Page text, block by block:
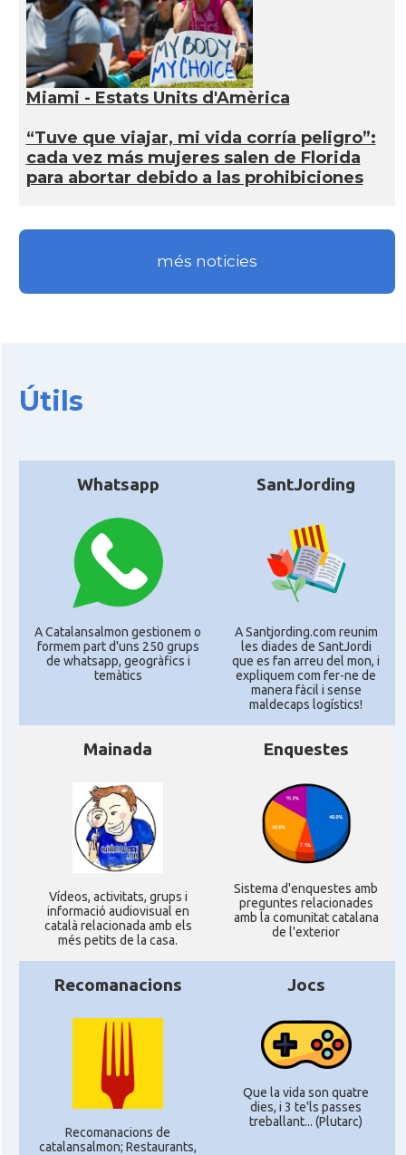
Miami - Estats Units d'Amèrica
“Tuve que viajar, mi vida corría peligro”:
cada vez más mujeres salen de Florida
para abortar debido a las prohibiciones
més noticies
Útils
Whatsapp
A Catalansalmon gestionem o
formem part d'uns 250 grups
de whatsapp, geogràfics i
temàtics
SantJording
A Santjording.com reunim
les diades de SantJordi
que es fan arreu del mon, i
expliquem com fer-ne de
manera fàcil i sense
maldecaps logí­stics!
Mainada
Ví­deos, activitats, grups i
informació audiovisual en
català relacionada amb els
més petits de la casa.
Enquestes
Sistema d'enquestes amb
preguntes relacionades
amb la comunitat catalana
de l'exterior
Recomanacions
Recomanacions de
catalansalmon; Restaurants,
Jocs
Que la vida son quatre
dies, i 3 te'ls passes
treballant... (Plutarc)